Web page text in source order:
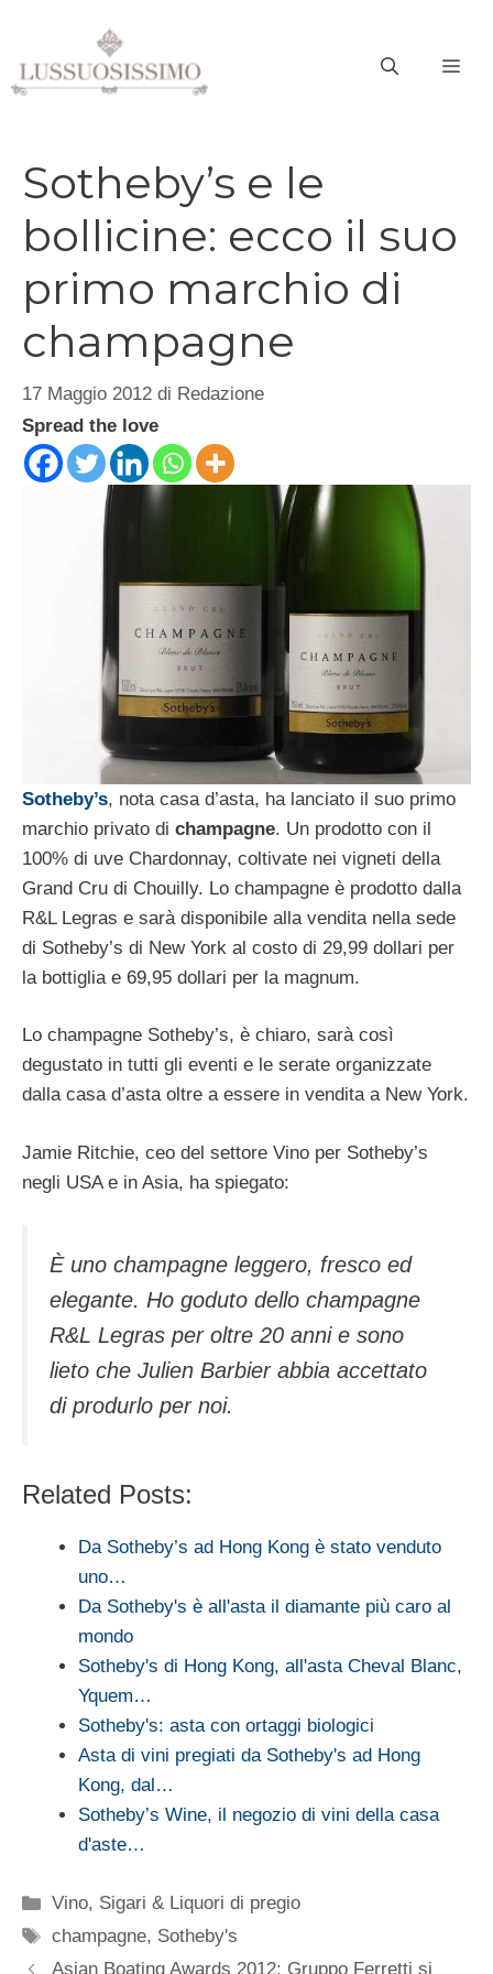
contenuto
Sotheby’s e le
bollicine: ecco il suo
primo marchio di
champagne
17 Maggio 2012 di Redazione
Spread the love
Sotheby’s, nota casa d’asta, ha lanciato il suo primo
marchio privato di champagne. Un prodotto con il
100% di uve Chardonnay, coltivate nei vigneti della
Grand Cru di Chouilly. Lo champagne è prodotto dalla
R&L Legras e sarà disponibile alla vendita nella sede
di Sotheby’s di New York al costo di 29,99 dollari per
la bottiglia e 69,95 dollari per la magnum.
Lo champagne Sotheby’s, è chiaro, sarà così
degustato in tutti gli eventi e le serate organizzate
dalla casa d’asta oltre a essere in vendita a New York.
Jamie Ritchie, ceo del settore Vino per Sotheby’s
negli USA e in Asia, ha spiegato:
È uno champagne leggero, fresco ed
elegante. Ho goduto dello champagne
R&L Legras per oltre 20 anni e sono
lieto che Julien Barbier abbia accettato
di produrlo per noi.
Related Posts:
Da Sotheby’s ad Hong Kong è stato venduto
uno…
Da Sotheby's è all'asta il diamante più caro al
mondo
Sotheby's di Hong Kong, all'asta Cheval Blanc,
Yquem…
Sotheby's: asta con ortaggi biologici
Asta di vini pregiati da Sotheby's ad Hong
Kong, dal…
Sotheby’s Wine, il negozio di vini della casa
d'aste…
Categorie
Vino, Sigari & Liquori di pregio
Tag
champagne, Sotheby's
Asian Boating Awards 2012: Gruppo Ferretti si